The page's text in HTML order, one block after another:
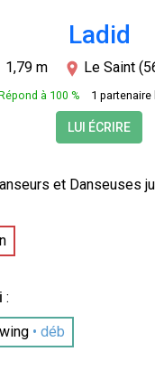
Ladid
1,79 m Le Saint
à 100 % 1 partenaire
LUI ÉCRIRE
et Danseuses
:
• déb